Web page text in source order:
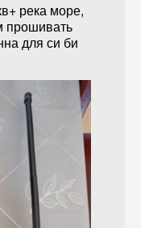
река море,
прошивать
для си би